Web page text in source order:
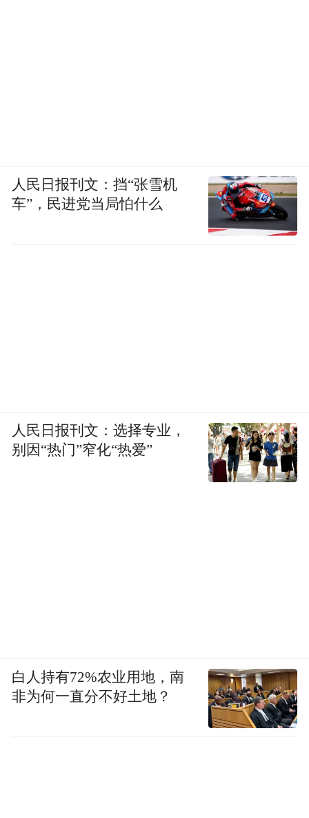
人民日报刊文：挡“张雪机
车”，民进党当局怕什么
人民日报刊文：选择专业，
别因“热门”窄化“热爱”
白人持有72%农业用地，南
非为何一直分不好土地？